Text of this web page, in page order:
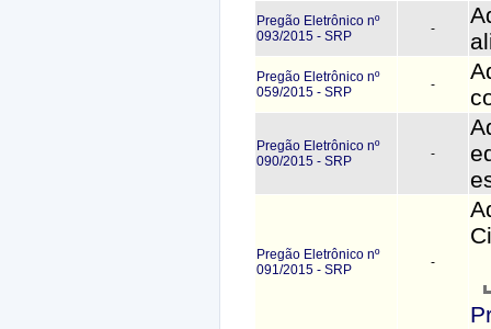
Pregão Eletrônico nº
093/2015 - SRP
-
Pregão Eletrônico nº
059/2015 - SRP
-
Pregão Eletrônico nº
090/2015 - SRP
-
Pregão Eletrônico nº
091/2015 - SRP
-